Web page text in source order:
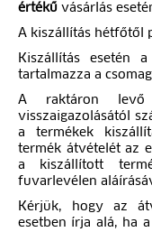
értékű vásárlás
A kiszállítás hétfőtől
Kiszállítás esetén
tartalmazza a
A raktáron levő
visszaigazolásától
a termékek
termék átvételét az
a kiszállított
fuvarlevélen
Kérjük, hogy az
esetben írja alá, ha